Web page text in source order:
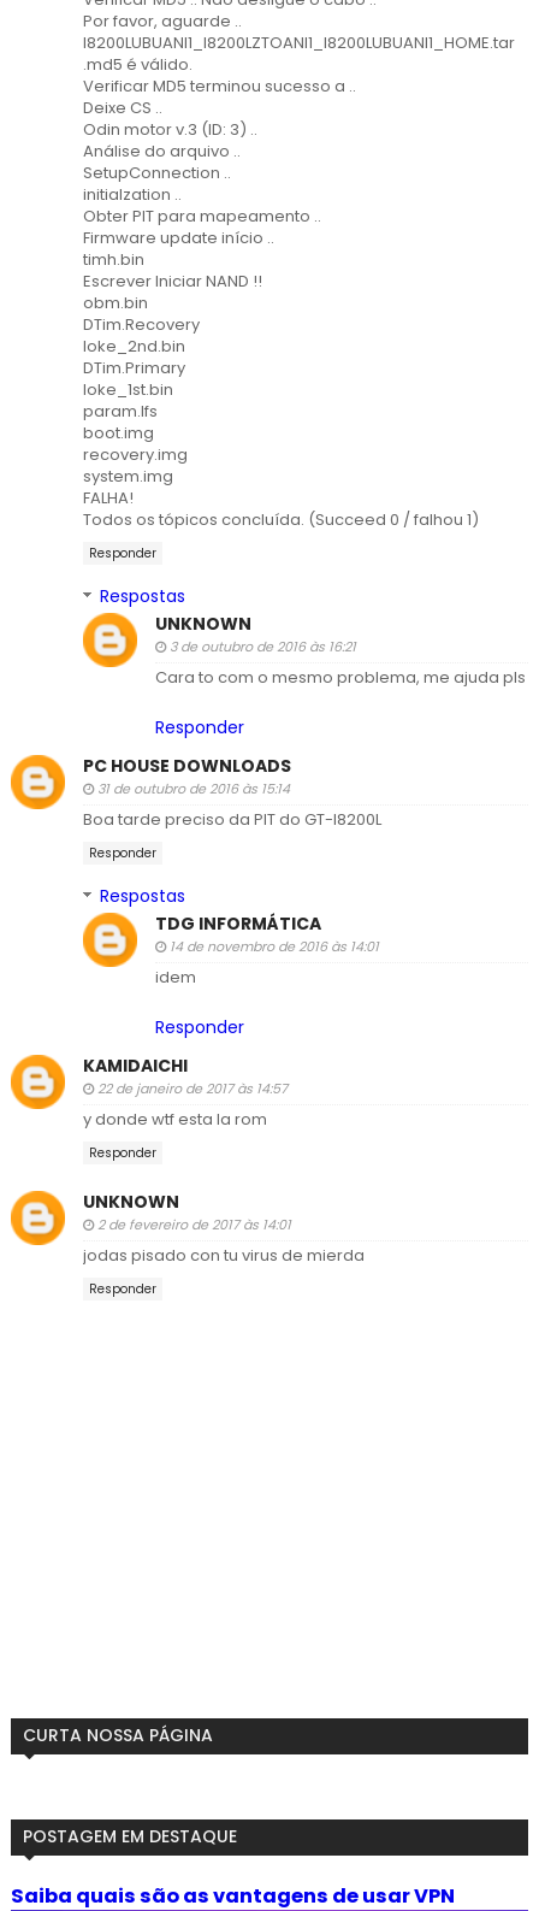
Por favor, aguarde ..
I8200LUBUANI1_I8200LZTOANI1_I8200LUBUANI1_HOME.tar
.md5 é válido.
Verificar MD5 terminou sucesso a ..
Deixe CS ..
Odin motor v.3 (ID: 3) ..
Análise do arquivo ..
SetupConnection ..
initialzation ..
Obter PIT para mapeamento ..
Firmware update início ..
timh.bin
Escrever Iniciar NAND !!
obm.bin
DTim.Recovery
loke_2nd.bin
DTim.Primary
loke_1st.bin
param.lfs
boot.img
recovery.img
system.img
FALHA!
Todos os tópicos concluída. (Succeed 0 / falhou 1)
Responder
Respostas
UNKNOWN
3 de outubro de 2016 às 16:21
Cara to com o mesmo problema, me ajuda pls
Responder
PC HOUSE DOWNLOADS
31 de outubro de 2016 às 15:14
Boa tarde preciso da PIT do GT-I8200L
Responder
Respostas
TDG INFORMÁTICA
14 de novembro de 2016 às 14:01
idem
Responder
KAMIDAICHI
22 de janeiro de 2017 às 14:57
y donde wtf esta la rom
Responder
UNKNOWN
2 de fevereiro de 2017 às 14:01
jodas pisado con tu virus de mierda
Responder
CURTA NOSSA PÁGINA
POSTAGEM EM DESTAQUE
Saiba quais são as vantagens de usar VPN